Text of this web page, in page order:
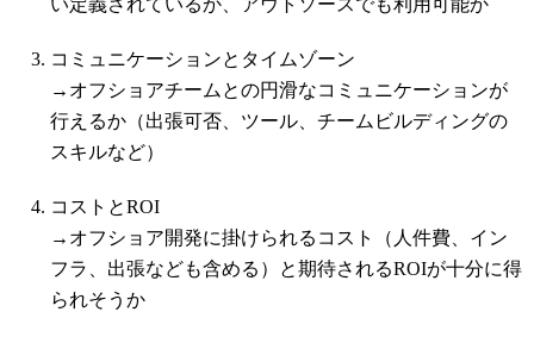
い定義されているか、アウトソースでも利用可能か
コミュニケーションとタイムゾーン
→オフショアチームとの円滑なコミュニケーションが
行えるか（出張可否、ツール、チームビルディングの
スキルなど）
コストとROI
→オフショア開発に掛けられるコスト（人件費、イン
フラ、出張なども含める）と期待されるROIが十分に得
られそうか